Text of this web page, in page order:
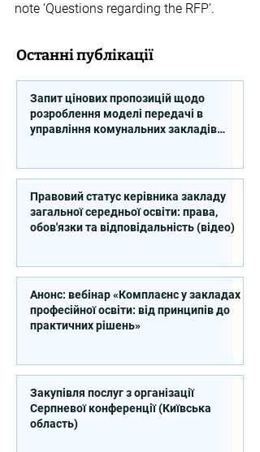
note ‘Questions regarding the RFP’.
Останні публікації
Запит цінових пропозицій щодо
розроблення моделі передачі в
управління комунальних закладів
Правовий статус керівника закладу
загальної середньої освіти: права,
обов'язки та відповідальність (відео)
Анонс: вебінар «Комплаєнс у закладах
професійної освіти: від принципів до
практичних рішень»
Закупівля послуг з організації
Серпневої конференції (Київська
область)